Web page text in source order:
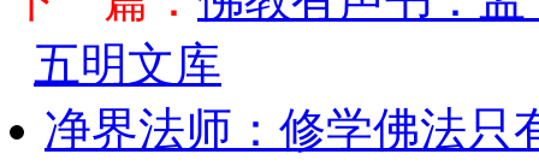
五明文库
净界法师：修学佛法只